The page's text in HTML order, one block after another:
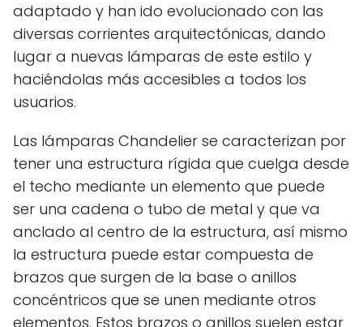
adaptado y han ido evolucionado con las
diversas corrientes arquitectónicas, dando
lugar a nuevas lámparas de este estilo y
haciéndolas más accesibles a todos los
usuarios.
Las lámparas Chandelier se caracterizan por
tener una estructura rígida que cuelga desde
el techo mediante un elemento que puede
ser una cadena o tubo de metal y que va
anclado al centro de la estructura, así mismo
la estructura puede estar compuesta de
brazos que surgen de la base o anillos
concéntricos que se unen mediante otros
elementos. Estos brazos o anillos suelen estar